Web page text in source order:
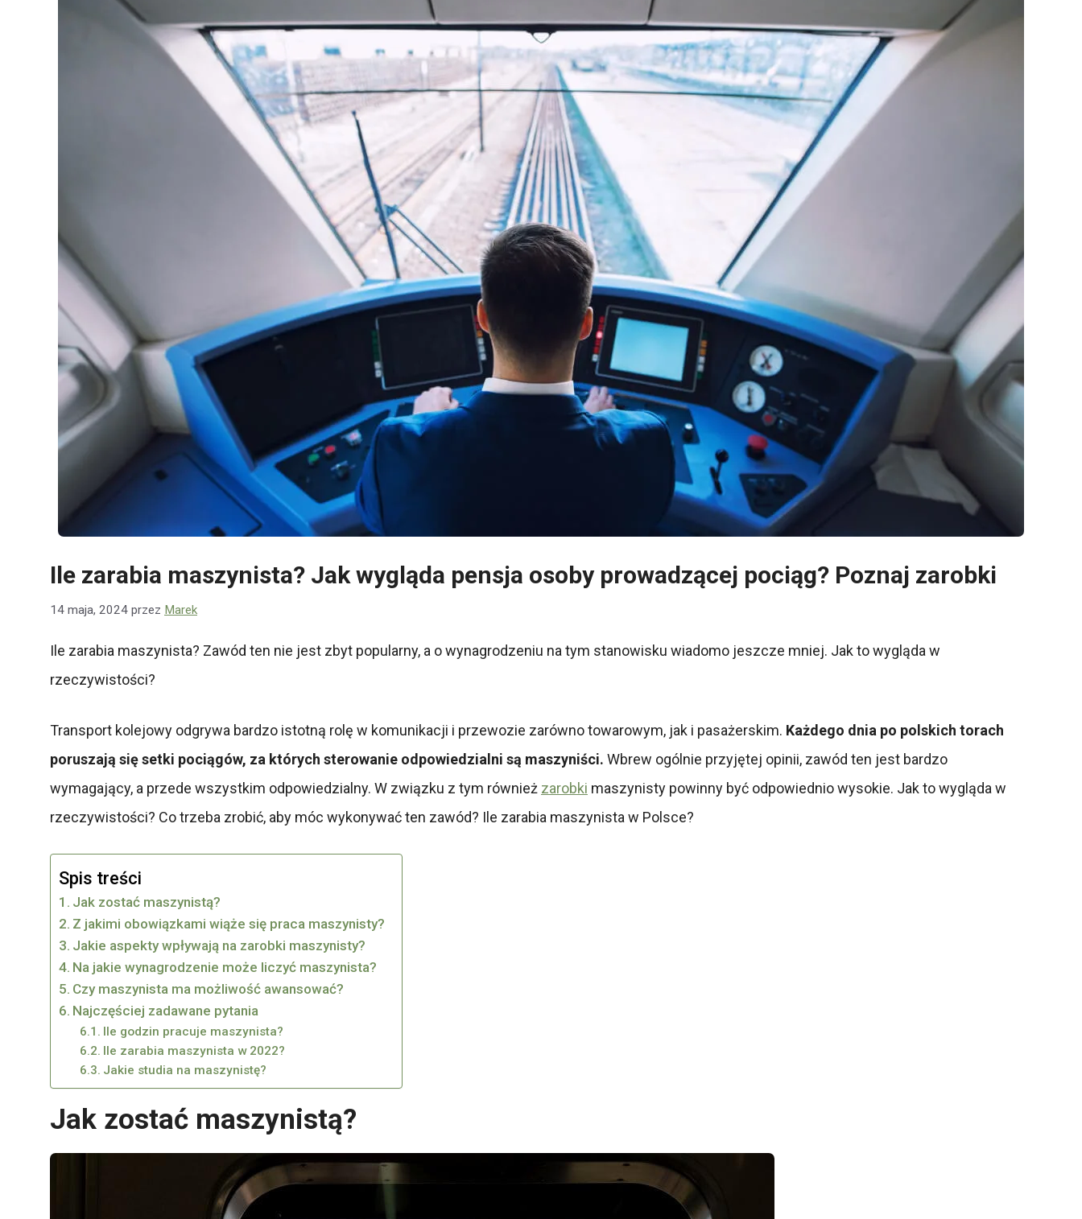
Ile zarabia maszynista? Jak wygląda pensja osoby prowadzącej pociąg? Poznaj zarobki
14 maja, 2024 przez Marek
Ile zarabia maszynista? Zawód ten nie jest zbyt popularny, a o wynagrodzeniu na tym stanowisku wiadomo jeszcze mniej. Jak to wygląda w
rzeczywistości?
Transport kolejowy odgrywa bardzo istotną rolę w komunikacji i przewozie zarówno towarowym, jak i pasażerskim. Każdego dnia po polskich torach
poruszają się setki pociągów, za których sterowanie odpowiedzialni są maszyniści. Wbrew ogólnie przyjętej opinii, zawód ten jest bardzo
wymagający, a przede wszystkim odpowiedzialny. W związku z tym również zarobki maszynisty powinny być odpowiednio wysokie. Jak to wygląda w
rzeczywistości? Co trzeba zrobić, aby móc wykonywać ten zawód? Ile zarabia maszynista w Polsce?
Spis treści
Jak zostać maszynistą?
Z jakimi obowiązkami wiąże się praca maszynisty?
Jakie aspekty wpływają na zarobki maszynisty?
Na jakie wynagrodzenie może liczyć maszynista?
Czy maszynista ma możliwość awansować?
Najczęściej zadawane pytania
Ile godzin pracuje maszynista?
Ile zarabia maszynista w 2022?
Jakie studia na maszynistę?
Jak zostać maszynistą?